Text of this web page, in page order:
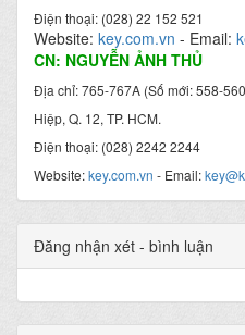
Điện thoại: (028) 22 152 521
Website: key.com.vn - Email:
CN: NGUYỄN ẢNH THỦ
Địa chỉ: 765-767A (Số mới: 558-
Hiệp, Q. 12, TP. HCM.
Điện thoại: (028) 2242 2244
Website:key.com.vn - Email:
Đăng nhận xét - bình luận